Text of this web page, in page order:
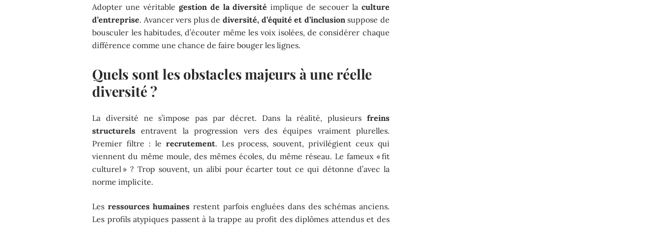
Adopter une véritable gestion de la diversité implique de secouer la culture
d’entreprise. Avancer vers plus de diversité, d’équité et d’inclusionsuppose de
bousculer les habitudes, d’écouter même les voix isolées, de considérer chaque
différence comme une chance de faire bouger les lignes.
Quels sont les obstacles majeurs à une réelle
diversité ?
La diversité ne s’impose pas par décret. Dans la réalité, plusieurs freins
structurels entravent la progression vers des équipes vraiment plurelles.
Premier filtre : le recrutement. Les process, souvent, privilégient ceux qui
viennent du même moule, des mêmes écoles, du même réseau. Le fameux « fit
culturel » ? Trop souvent, un alibi pour écarter tout ce qui détonne d’avec la
norme implicite.
Les ressources humaines restent parfois engluées dans des schémas anciens.
Les profils atypiques passent à la trappe au profit des diplômes attendus et des